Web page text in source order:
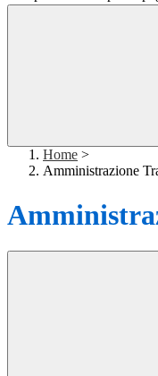
Home >
Amministrazione